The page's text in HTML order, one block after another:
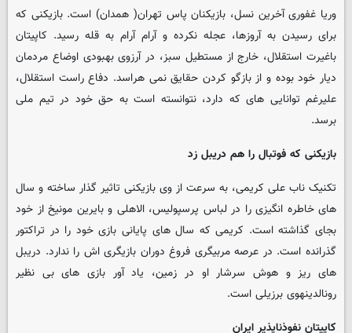
وریا غفوری آخرین نسل، بازیکنان پاس تهران( همدان) است. بازیکنی که
برای رسیدن به آروزها، عجله نکرده و آرام آرام به قله رسید. کاپیتان
باغیرت استقلال، خارج از مستطیل سبز، در آرزوی بهبودی اوضاع مردمان
دیار خود بوده و از بازگو کردن حقایق نمی هراسد. دفاع راست استقلال،
علیرغم توانایی های که دارد، نتوانسته است به حق خود در تیم ملی
برسد.
بازیکنی که فوتبال را هم دریبل زد
تکنیک ناب علی کریمی، به سرعت از وی بازیکنی تاثیر گذار ساخته و سال
های خاطره انگیزی را در لباس پرسپولیس، الاهلی و بایرین مونیخ از خود
بجای گذاشته است. کریمی که سال های پایانی بازی خود را در تراکتور
گذرانده است. در عرصه مربیگری فروغ دوران بازیگری اش را ندارد. دریبل
های ریز و هوش سرشار او در زمین، یاد آور بازی های بی نظیر
رونالدینهوی برزیلی است.
کاپیتان نفوذناپذیر ایران